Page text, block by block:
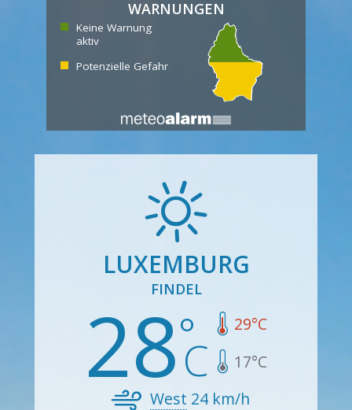
WARNUNGEN
Keine Warnung
aktiv
Potenzielle Gefahr
LUXEMBURG
FINDEL
28 29°C
17°C
West 24 km/h